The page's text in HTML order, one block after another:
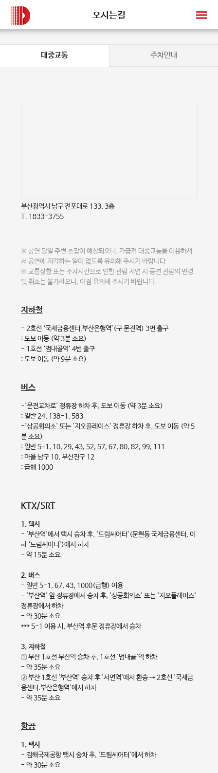
오시는길
대중교통 주차안내
부산광역시 남구 전포대로 133, 3층
T. 1833-3755
※ 공연 당일 주변 혼잡이 예상되오니, 가급적 대중교통을 이용하셔
서 공연에 지각하는 일이 없도록 유의해 주시기 바랍니다.
※ 교통상황 또는 주차시간으로 인한 관람 지연 시 공연 관람의 변경
및 취소는 불가하오니, 이점 유의해 주시기 바랍니다.
지하철
- 2호선 ‘국제금융센터.부산은행역’(구 문전역) 3번 출구
: 도보 이동 (약 3분 소요)
- 1호선 ‘범내골역’ 4번 출구
: 도보 이동 (약 9분 소요)
버스
-'문전교차로' 정류장 하차 후, 도보 이동 (약 3분 소요)
: 일반 24, 138-1, 583
-'상공회의소' 또는 '지오플레이스' 정류장 하차 후, 도보 이동 (약 5
분 소요)
: 일반 5-1, 10, 29, 43, 52, 57, 67, 80, 82, 99, 111
: 마을 남구 10, 부산진구 12
: 급행 1000
KTX/SRT
1. 택시
- '부산역'에서 택시 승차 후, '드림씨어터’(문현동 국제금융센터, 이
하 ‘드림씨어터’)에서 하차
- 약 15분 소요
2. 버스
- 일반 5-1, 67, 43, 1000(급행) 이용
- '부산역' 앞 정류장에서 승차 후, '상공회의소' 또는 '지오플레이스'
정류장에서 하차
- 약 30분 소요
*** 5-1 이용 시, 부산역 후문 정류장에서 승차
3. 지하철
① 부산 1호선 부산역 승차 후, 1호선 '범내골'역 하차
- 약 35분 소요
② 부산 1호선 '부산역' 승차 후 '서면역'에서 환승 → 2호선 '국제금
융센터.부산은행역'에서 하차
- 약 35분 소요
항공
1. 택시
- 김해국제공항 택시 승차 후, '드림씨어터'에서 하차
- 약 30분 소요